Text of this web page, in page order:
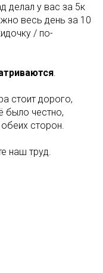
делал у вас за 5к
весь день за 10
/ по-
.
стоит дорого,
было честно,
сторон.
наш труд.